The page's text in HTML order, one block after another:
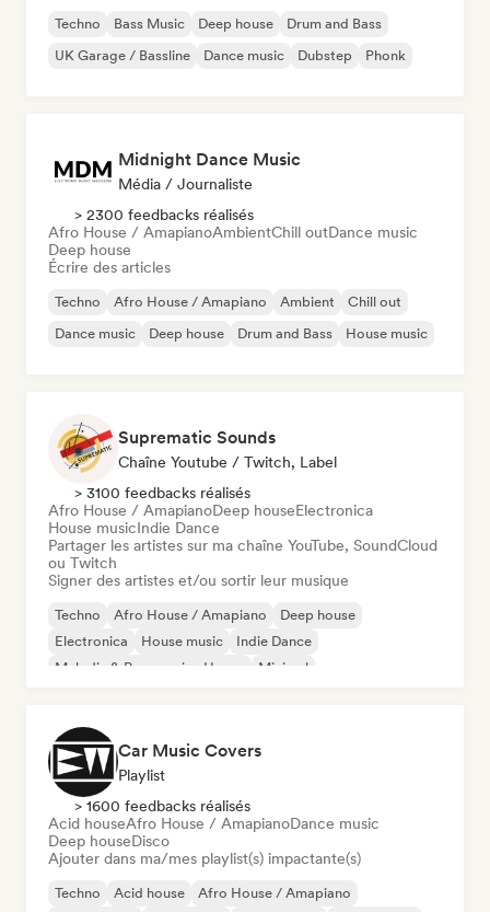
Techno Bass Music Deep house
Drum and Bass
UK Garage / Bassline
Dance music Dubstep Phonk
Midnight Dance Music
Média / Journaliste
> 2300 feedbacks réalisés
Afro House / AmapianoAmbientChill outDance music
Deep house
Écrire des articles
Techno Afro House / Amapiano Ambient
Chill out
Dance music
Deep house Drum and Bass House music
Suprematic Sounds
Chaîne Youtube / Twitch, Label
> 3100 feedbacks réalisés
Afro House / AmapianoDeep houseElectronica
House musicIndie Dance
Partager les artistes sur ma chaîne YouTube, SoundCloud
ou Twitch
Signer des artistes et/ou sortir leur musique
Techno Afro House / Amapiano
Deep house
Electronica
House music
Indie Dance
Melodic & Progressive House
Minimal
Car Music Covers
Playlist
> 1600 feedbacks réalisés
Acid houseAfro House / AmapianoDance music
Deep houseDisco
Ajouter dans ma/mes playlist(s) impactante(s)
Techno Acid house
Afro House / Amapiano